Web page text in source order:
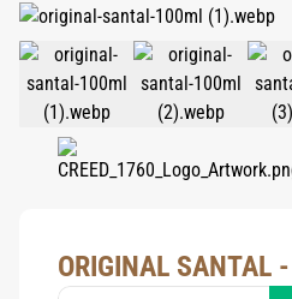
ORIGINAL SANTAL